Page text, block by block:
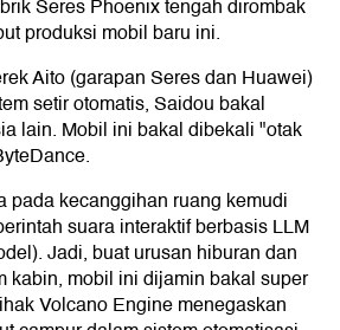
Seres Phoenix tengah dirombak
produksi mobil baru ini.
Aito (garapan Seres dan Huawei)
setir otomatis, Saidou bakal
lain. Mobil ini bakal dibekali "otak
pada kecanggihan ruang kemudi
suara interaktif berbasis LLM
Jadi, buat urusan hiburan dan
kabin, mobil ini dijamin bakal super
Volcano Engine menegaskan